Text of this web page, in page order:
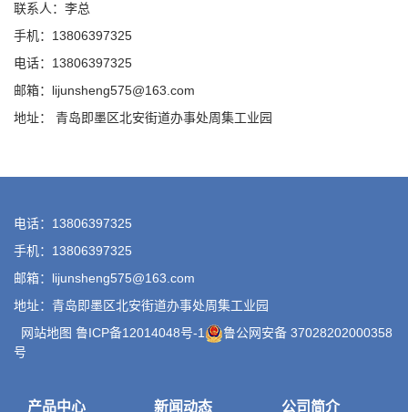
联系人：李总
手机：13806397325
电话：13806397325
邮箱：lijunsheng575@163.com
地址： 青岛即墨区北安街道办事处周集工业园
电话：13806397325
手机：13806397325
邮箱：lijunsheng575@163.com
地址：青岛即墨区北安街道办事处周集工业园
网站地图 鲁ICP备12014048号-1
鲁公网安备 37028202000358
号
产品中心 新闻动态 公司简介